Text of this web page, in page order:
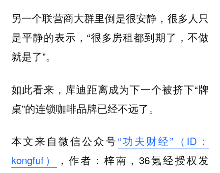
另一个联营商大群里倒是很安静，很多人只
是平静的表示，“很多房租都到期了，不做
就是了”。
如此看来，库迪距离成为下一个被挤下“牌
桌”的连锁咖啡品牌已经不远了。
本文来自微信公众号“功夫财经”（ID：
kongfuf）
，作者：梓南，36氪经授权发